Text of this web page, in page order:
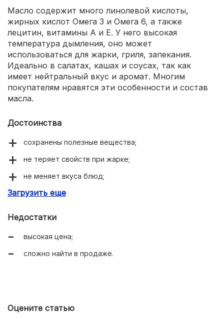
Масло содержит много линолевой кислоты,
жирных кислот Омега 3 и Омега 6, а также
лецитин, витамины А и Е. У него высокая
температура дымления, оно может
использоваться для жарки, гриля, запекания.
Идеально в салатах, кашах и соусах, так как
имеет нейтральный вкус и аромат. Многим
покупателям нравятся эти особенности и состав
масла.
Достоинства
сохранены полезные вещества;
не теряет свойств при жарке;
не меняет вкуса блюд;
легкая консистенция;
Загрузить еще
Недостатки
высокая цена;
сложно найти в продаже.
Оцените статью